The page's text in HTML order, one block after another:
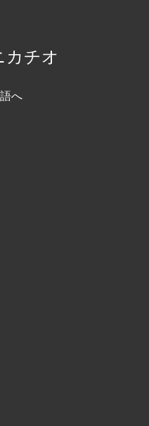
カチオ
へ